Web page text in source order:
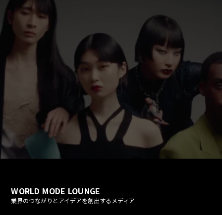
WORLD MODE LOUNGE
業界のつながりとアイデアを創出するメディア